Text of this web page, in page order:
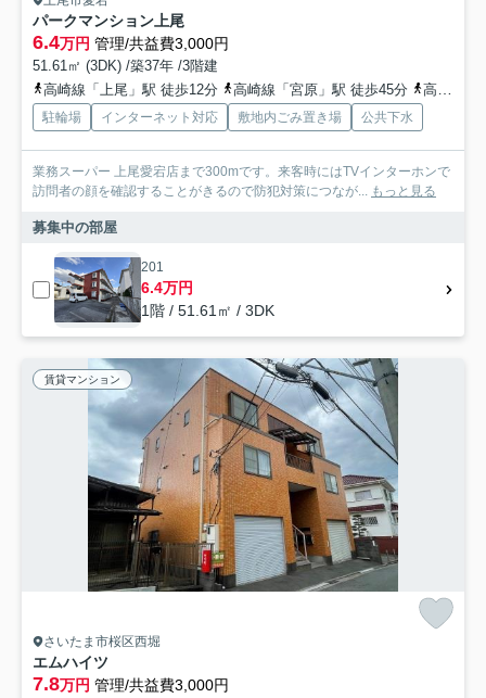
パークマンション上尾
6.4万円 管理/共益費3,000円
51.61㎡ (3DK) /築37年 /3階建
高崎線「上尾」駅 徒歩12分
高崎線「宮原」駅 徒歩45分 高崎線「北上尾」駅 徒歩35分
駐輪場 インターネット対応 敷地内ごみ置き場 公共下水
業務スーパー 上尾愛宕店まで300mです。来客時にはTVインターホンで
訪問者の顔を確認することがきるので防犯対策につなが... もっと見る
募集中の部屋
201
6.4万円
1階 / 51.61㎡ / 3DK
賃貸マンション
さいたま市桜区西堀
エムハイツ
7.8万円 管理/共益費3,000円